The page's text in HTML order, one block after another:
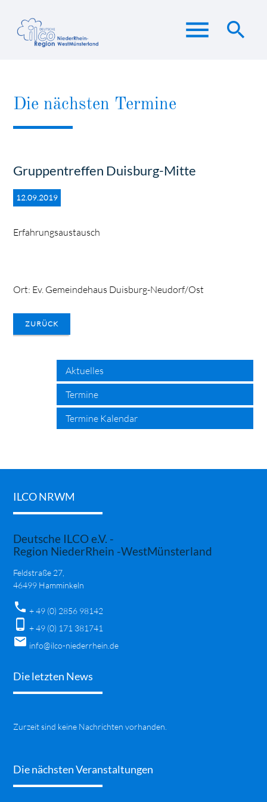
menu search
Die nächsten Termine
Gruppentreffen Duisburg-Mitte
12.09.2019
Erfahrungsaustausch
Ort: Ev. Gemeindehaus Duisburg-Neudorf/Ost
ZURÜCK
Aktuelles
Termine
Termine Kalendar
search
ILCO NRWM
Deutsche ILCO e.V. -
Region NiederRhein -WestMünsterland
Feldstraße 27,
46499 Hamminkeln
phone + 49 (0) 2856 98142
phone_android + 49 (0) 171 381741
mail info@ilco-niederrhein.de
Die letzten News
Zurzeit sind keine Nachrichten vorhanden.
Die nächsten Veranstaltungen